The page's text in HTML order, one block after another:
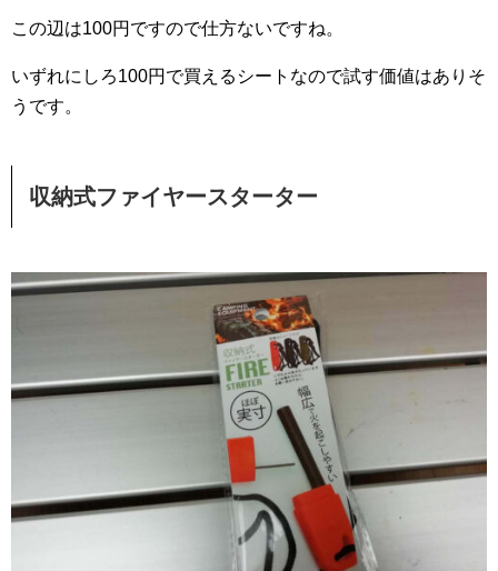
この辺は100円ですので仕方ないですね。
いずれにしろ100円で買えるシートなので試す価値はありそ
うです。
収納式ファイヤースターター